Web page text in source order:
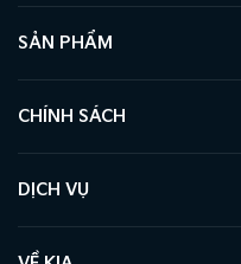
SẢN PHẨM
CHÍNH SÁCH
DỊCH VỤ